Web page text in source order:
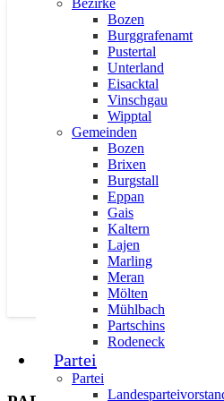
Bozen
Burggrafenamt
Pustertal
Unterland
Eisacktal
Vinschgau
Wipptal
Gemeinden
Bozen
Brixen
Burgstall
Eppan
Gais
Kaltern
Lajen
Marling
Meran
Mölten
Mühlbach
Partschins
Rodeneck
Partei
Partei
AKTUELLANFRAGEN
Aktuelle
27. August 2019